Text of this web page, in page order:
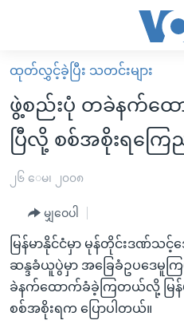
လွယ်ကူ
စေ
သည့်
Link
များ
အကြောင်းအရာ
သို့
ကျော်
ကြည့်
မူလစာမျက်နှာ
မြန်မာ
ကမ္ဘာ့သတင်းများ
အစ္စရေး-ပါလက်စတိုင်း
ဗွီဒီယို
ရပ်ဝန်းတခု လမ်းတခု အလွန်
အင်္ဂလိပ်စာလေ့လာမယ်
အမေရိကန်သုံးအီဒီယံ
မကြေးမုံရဲ့ အင်္ဂလိပ်စာ
အပတ်စဉ်ကဏ္ဍများ
ရေဒီယို
ရေဒီယိုနှင့်ရုပ်သံ အချက်အလက်မ
ထုတ်လွှင့်ခဲ့ပြီး သတင်းများ
ဖွဲ့စည်းပုံ တခဲနက်ထ
ပြီလို့ စစ်အစိုးရကြေ
၂၆ ေမ၊ ၂၀၀၈
မျှဝေပါ
မြန်မာနိုင်ငံမှာ မုန်တိုင်းဒဏ်သ
ဆန္ဒခံယူပွဲမှာ အခြေခံဥပဒေမူ
ခဲနက်ထောက်ခံခဲ့ကြတယ်လို့ မြန်
စစ်အစိုးရက ပြောပါတယ်။